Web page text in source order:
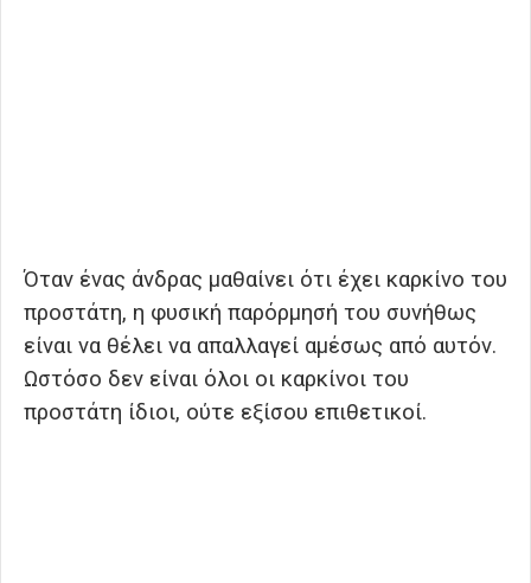
Όταν ένας άνδρας μαθαίνει ότι έχει καρκίνο του
προστάτη, η φυσική παρόρμησή του συνήθως
είναι να θέλει να απαλλαγεί αμέσως από αυτόν.
Ωστόσο δεν είναι όλοι οι καρκίνοι του
προστάτη ίδιοι, ούτε εξίσου επιθετικοί.